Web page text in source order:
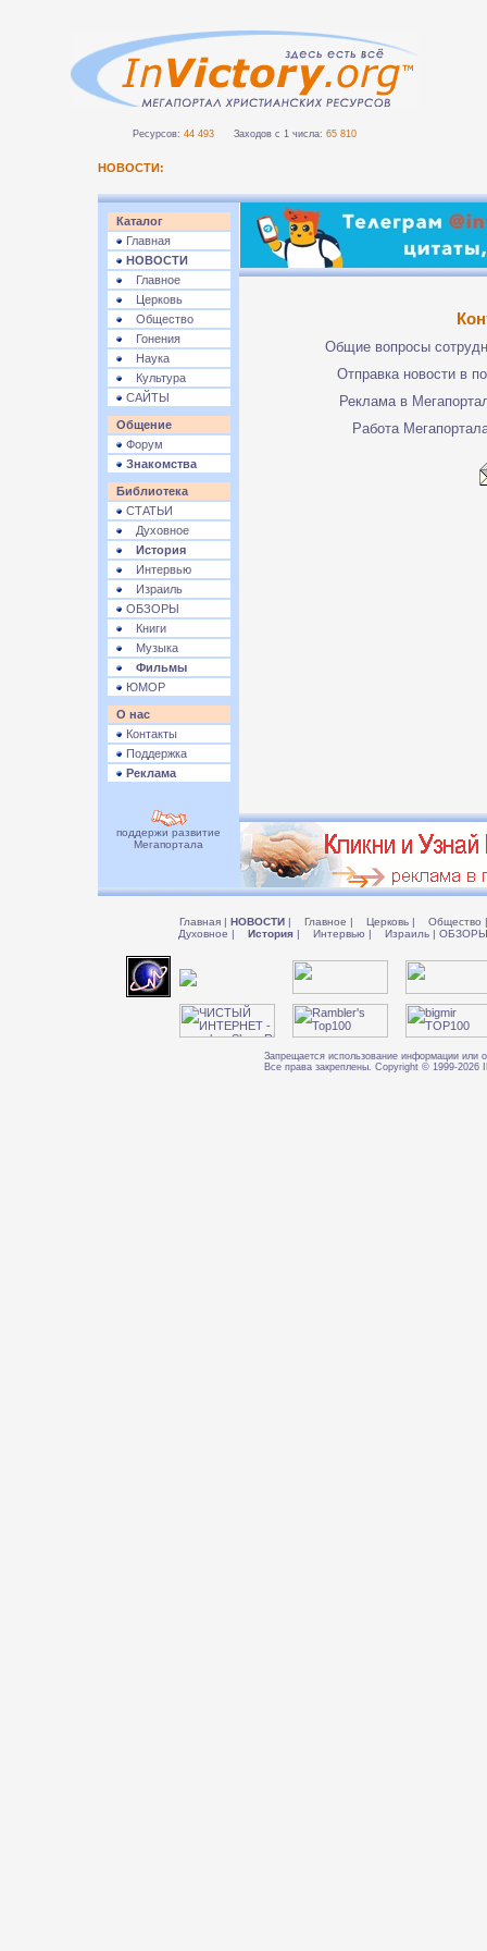
Ресурсов: 44 493 Заходов с 1 числа: 65 810
НОВОСТИ:
Каталог
Главная
НОВОСТИ
Главное
Церковь
Общество
Гонения
Наука
Культура
САЙТЫ
Общение
Форум
Знакомства
Библиотека
СТАТЬИ
Духовное
История
Интервью
Израиль
ОБЗОРЫ
Книги
Музыка
Фильмы
ЮМОР
О нас
Контакты
Поддержка
Реклама
Общие вопросы
Отправка новости в
Реклама в
Работа
поддержи развитие
Мегапортала
Главная | НОВОСТИ | Главное | Церковь | Общество |
Духовное | История | Интервью | Израиль |
Запрещается использование информации или
Все права закреплены. Copyright © 1999-